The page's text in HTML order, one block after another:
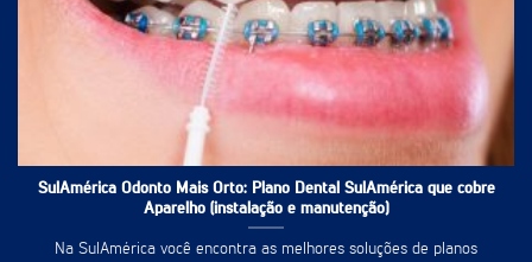
SulAmérica Odonto Mais Orto: Plano Dental SulAmérica que cobre
Aparelho (instalação e manutenção)
Na SulAmérica você encontra as melhores soluções de planos